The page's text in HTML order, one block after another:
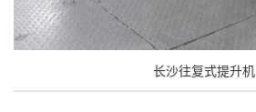
长沙往复式提升机